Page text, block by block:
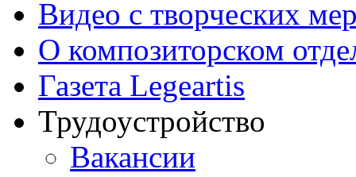
Видео с творческих
О композиторском
Газета Legeartis
Трудоустройство
Вакансии